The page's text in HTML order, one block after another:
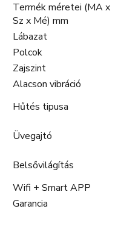
Termék méretei (MA x
Sz x Mé) mm
Lábazat
Polcok
Zajszint
Alacson vibráció
Hűtés tipusa
Üvegajtó
Belsővilágítás
Wifi + Smart APP
Garancia